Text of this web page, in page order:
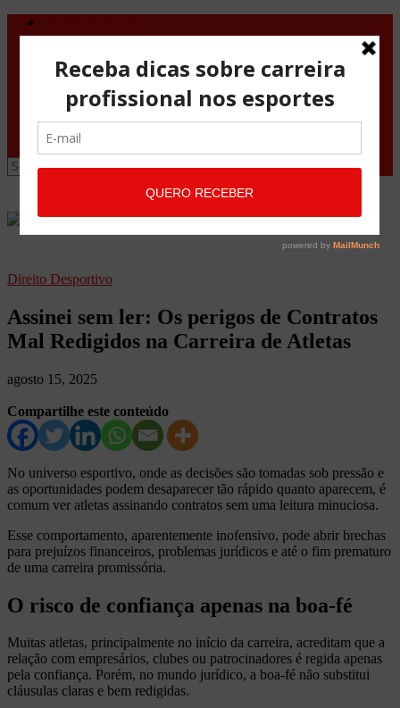
Vistos de viagem
Orientações Gerais
Fale Conosco
Advocacia Maria Pessoa
Advocacia Maria Pessoa Desportivo
Direito Desportivo
Assinei sem ler: Os perigos de Contratos
Mal Redigidos na Carreira de Atletas
agosto 15, 2025
Compartilhe este conteúdo
No universo esportivo, onde as decisões são tomadas sob pressão e
as oportunidades podem desaparecer tão rápido quanto aparecem, é
comum ver atletas assinando contratos sem uma leitura minuciosa.
Esse comportamento, aparentemente inofensivo, pode abrir brechas
para prejuízos financeiros, problemas jurídicos e até o fim prematuro
de uma carreira promissória.
O risco de confiança apenas na boa-fé
Muitas atletas, principalmente no início da carreira, acreditam que a
relação com empresários, clubes ou patrocinadores é regida apenas
pela confiança. Porém, no mundo jurídico, a boa-fé não substitui
cláusulas claras e bem redigidas.